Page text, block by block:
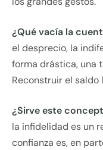
¿Qué vacía la
el desprecio, la
forma drástica, una
Reconstruir el
¿Sirve este
la infidelidad es un
confianza es, en